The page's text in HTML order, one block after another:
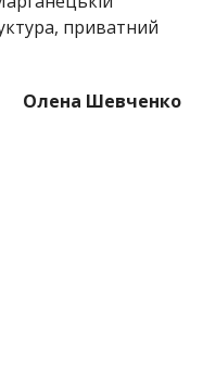
приватний
Олена Шевченко